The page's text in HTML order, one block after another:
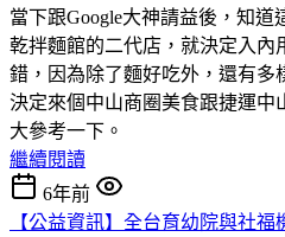
當下跟Google大神請益後，知
乾拌麵館的二代店，就決定入內
錯，因為除了麵好吃外，還有多
決定來個中山商圈美食跟捷運中
大參考一下。
繼續閱讀
6年前
【公益資訊】全台育幼院與社